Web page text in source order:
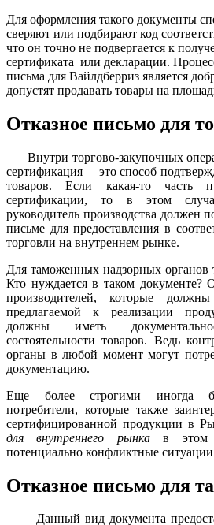
Для оформления такого документы
сверяют или подбирают код
что он точно не подвергается к
сертификата или декларации.
письма для Вайлдберриз является
допустят продавать товары на
Отказное письмо для
Внутри торгово-закупочных
сертификация —это способ
товаров. Если какая-то часть
сертификации, то в этом
руководитель производства должен
письме для предоставления в
торговли на внутреннем рынке.
Для таможенных надзорных органов
Кто нуждается в таком документе?
производителей, которые
предлагаемой к реализации
должны иметь
состоятельности товаров. Ведь
органы в любой момент могут
документацию.
Еще более строгими иногда
потребители, которые также
сертифицированной продукции в
для внутреннего рынкав этом
потенциально конфликтные
Отказное письмо для
Данный вид документа